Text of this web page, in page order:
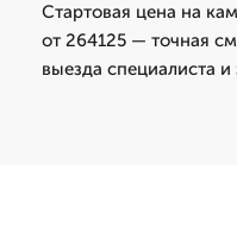
Стартовая цена на
от 264125 — точная
выезда специалиста и